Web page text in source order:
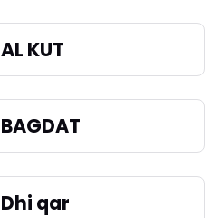
AL KUT
BAGDAT
Dhi qar